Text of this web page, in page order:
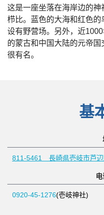
这是一座坐落在海岸边的
栉比。蓝色的大海和红色
设有野营场。另外，近
的蒙古和中国大陆的元帝
很有名。
基
811-5461 長崎県壱岐市芦辺
0920-45-1276(壱岐神社)